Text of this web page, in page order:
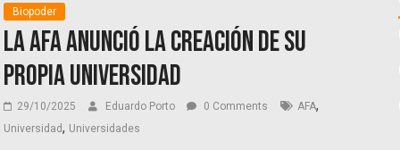
Biopoder
La AFA anunció la creación de su
propia universidad
29/10/2025 Eduardo Porto 0 Comments AFA,
Universidad, Universidades